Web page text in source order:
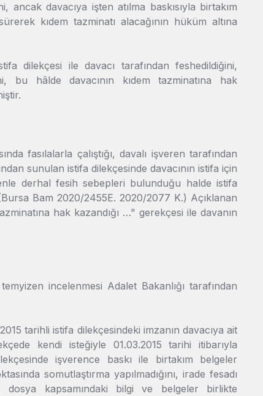
ancak davacıya işten atılma baskısıyla birtakım
kıdem tazminatı alacağının hüküm altına
dilekçesi ile davacı tarafından feshedildiğini,
bu hâlde davacının kıdem tazminatına hak
fasılalarla çalıştığı, davalı işveren tarafından
sunulan istifa dilekçesinde davacının istifa için
derhal fesih sebepleri bulunduğu halde istifa
Bam 2020/2455E. 2020/2077 K.) Açıklanan
hak kazandığı …" gerekçesi ile davanın
incelenmesi Adalet Bakanlığı tarafından
tarihli istifa dilekçesindeki imzanın davacıya ait
kendi isteğiyle 01.03.2015 tarihi itibarıyla
işverence baskı ile birtakım belgeler
somutlaştırma yapılmadığını, irade fesadı
dosya kapsamındaki bilgi ve belgeler birlikte